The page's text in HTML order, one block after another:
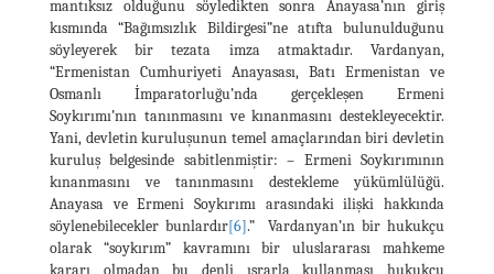
mantıksız olduğunu söyledikten sonra Anayasa’nın giriş
kısmında “Bağımsızlık Bildirgesi”ne atıfta bulunulduğunu
söyleyerek bir tezata imza atmaktadır. Vardanyan,
“Ermenistan Cumhuriyeti Anayasası, Batı Ermenistan ve
Osmanlı İmparatorluğu’nda gerçekleşen Ermeni
Soykırımı’nın tanınmasını ve kınanmasını destekleyecektir.
Yani, devletin kuruluşunun temel amaçlarından biri devletin
kuruluş belgesinde sabitlenmiştir: – Ermeni Soykırımının
kınanmasını ve tanınmasını destekleme yükümlülüğü.
Anayasa ve Ermeni Soykırımı arasındaki ilişki hakkında
söylenebilecekler bunlardır[6].” Vardanyan’ın bir hukukçu
olarak “soykırım” kavramını bir uluslararası mahkeme
kararı olmadan bu denli ısrarla kullanması hukukçu